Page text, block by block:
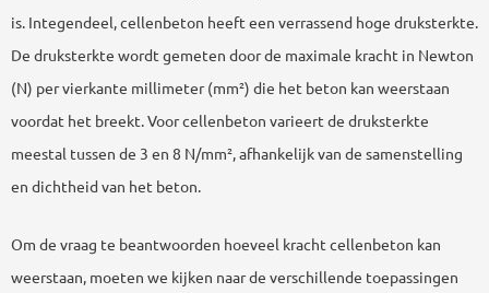
is. Integendeel, cellenbeton heeft een verrassend hoge druksterkte.
De druksterkte wordt gemeten door de maximale kracht in Newton
(N) per vierkante millimeter (mm²) die het beton kan weerstaan
voordat het breekt. Voor cellenbeton varieert de druksterkte
meestal tussen de 3 en 8 N/mm², afhankelijk van de samenstelling
en dichtheid van het beton.
Om de vraag te beantwoorden hoeveel kracht cellenbeton kan
weerstaan, moeten we kijken naar de verschillende toepassingen